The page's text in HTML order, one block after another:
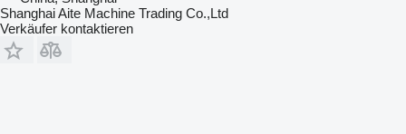
Shanghai Aite Machine Trading Co.,Ltd
Verkäufer kontaktieren